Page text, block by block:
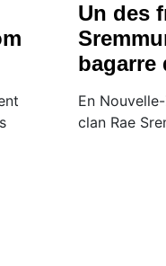
Un des
bagarre
En
clan Rae